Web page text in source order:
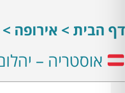
דף הבית > אירופה
אוסטריה –